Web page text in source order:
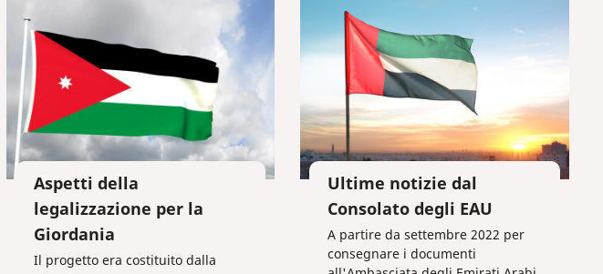
Aspetti della
legalizzazione per la
Giordania
Il progetto era costituito dalla
Ultime notizie dal
Consolato degli EAU
A partire da settembre 2022 per
consegnare i documenti